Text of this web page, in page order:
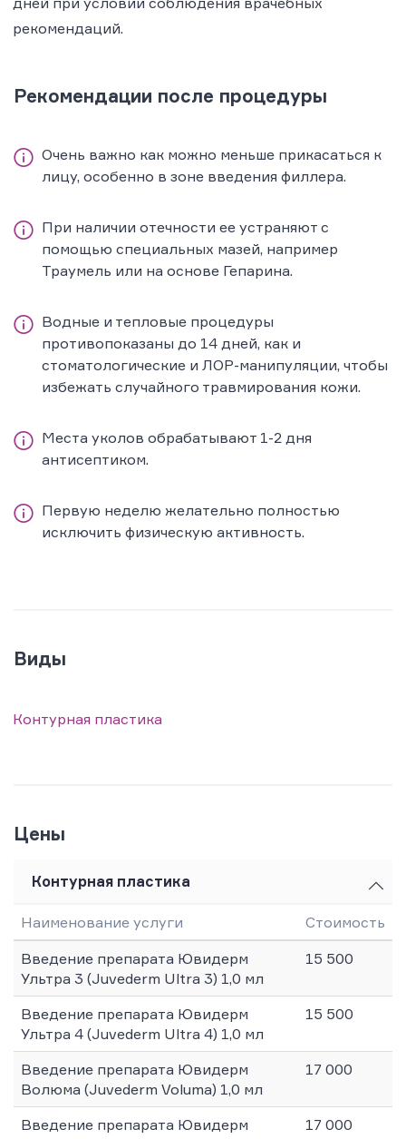
рекомендаций.
Рекомендации после процедуры
Очень важно как можно меньше прикасаться к
лицу, особенно в зоне введения филлера.
При наличии отечности ее устраняют с
помощью специальных мазей, например
Траумель или на основе Гепарина.
Водные и тепловые процедуры
противопоказаны до 14 дней, как и
стоматологические и ЛОР-манипуляции, чтобы
избежать случайного травмирования кожи.
Места уколов обрабатывают 1-2 дня
антисептиком.
Первую неделю желательно полностью
исключить физическую активность.
Виды
Контурная пластика
Цены
Контурная пластика
Наименование услуги
Стоимость
Введение препарата Ювидерм
Ультра 3 (Juvederm Ultra 3) 1,0 мл
15 500
Введение препарата Ювидерм
Ультра 4 (Juvederm Ultra 4) 1,0 мл
15 500
Введение препарата Ювидерм
Волюма (Juvederm Voluma) 1,0 мл
17 000
Введение препарата Ювидерм
17 000